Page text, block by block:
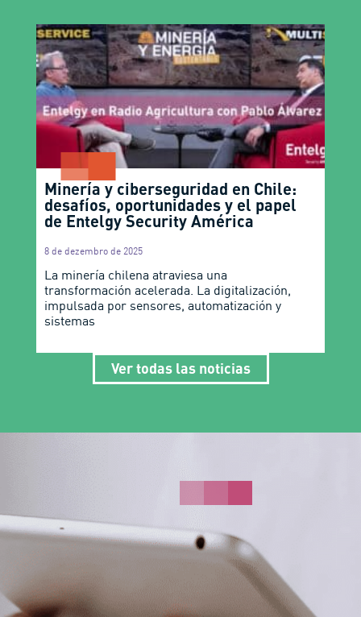
Minería y ciberseguridad en Chile:
desafíos, oportunidades y el papel
de Entelgy Security América
8 de dezembro de 2025
La minería chilena atraviesa una
transformación acelerada. La digitalización,
impulsada por sensores, automatización y
sistemas
Ver todas las noticias